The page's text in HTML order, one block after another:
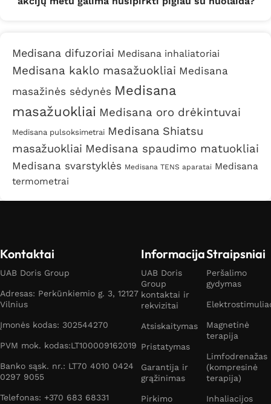
Medisana difuzoriai Medisana inhaliatoriai
Medisana kaklo masažuokliai Medisana
masažinės sėdynės Medisana
masažuokliai Medisana oro drėkintuvai
Medisana pulsoksimetrai Medisana Shiatsu
masažuokliai Medisana spaudimo matuokliai
Medisana svarstyklės Medisana TENS aparatai Medisana
termometrai
Kontaktai
UAB Doris Group
Adresas: Perkūnkiemio g. 3, 12127
Vilnius
Įmonės kodas: 302544270
PVM mok. kodas:LT100009162019
Banko sąsk. nr.: LT70 4010 0424
0297 9055
Telefonas: +370 683 68331
Informacija
UAB Doris
Group
kontaktai ir
rekvizitai
Atsiskaitymas
Pristatymas
Garantija ir
grąžinimas
Pirkimo
Straipsniai
Peršalimo
gydymas
Magnetinė
terapija
Limfodrenažas
(kompresinė
terapija)
Inhaliacijos